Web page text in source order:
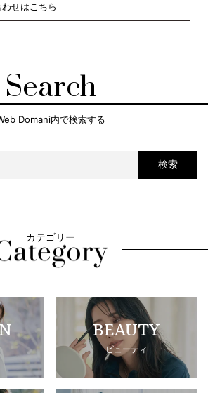
せはこちら
Search
Domani内で検索する
検索
カテゴリー
BEAUTY
ビューティ